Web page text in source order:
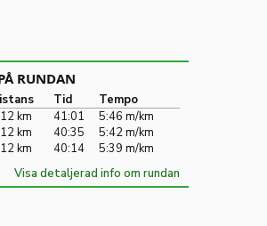
RUNDAN
Tid
Tempo
km 41:01
5:46 m/km
km 40:35
5:42 m/km
km 40:14
5:39 m/km
Visa detaljerad info om rundan